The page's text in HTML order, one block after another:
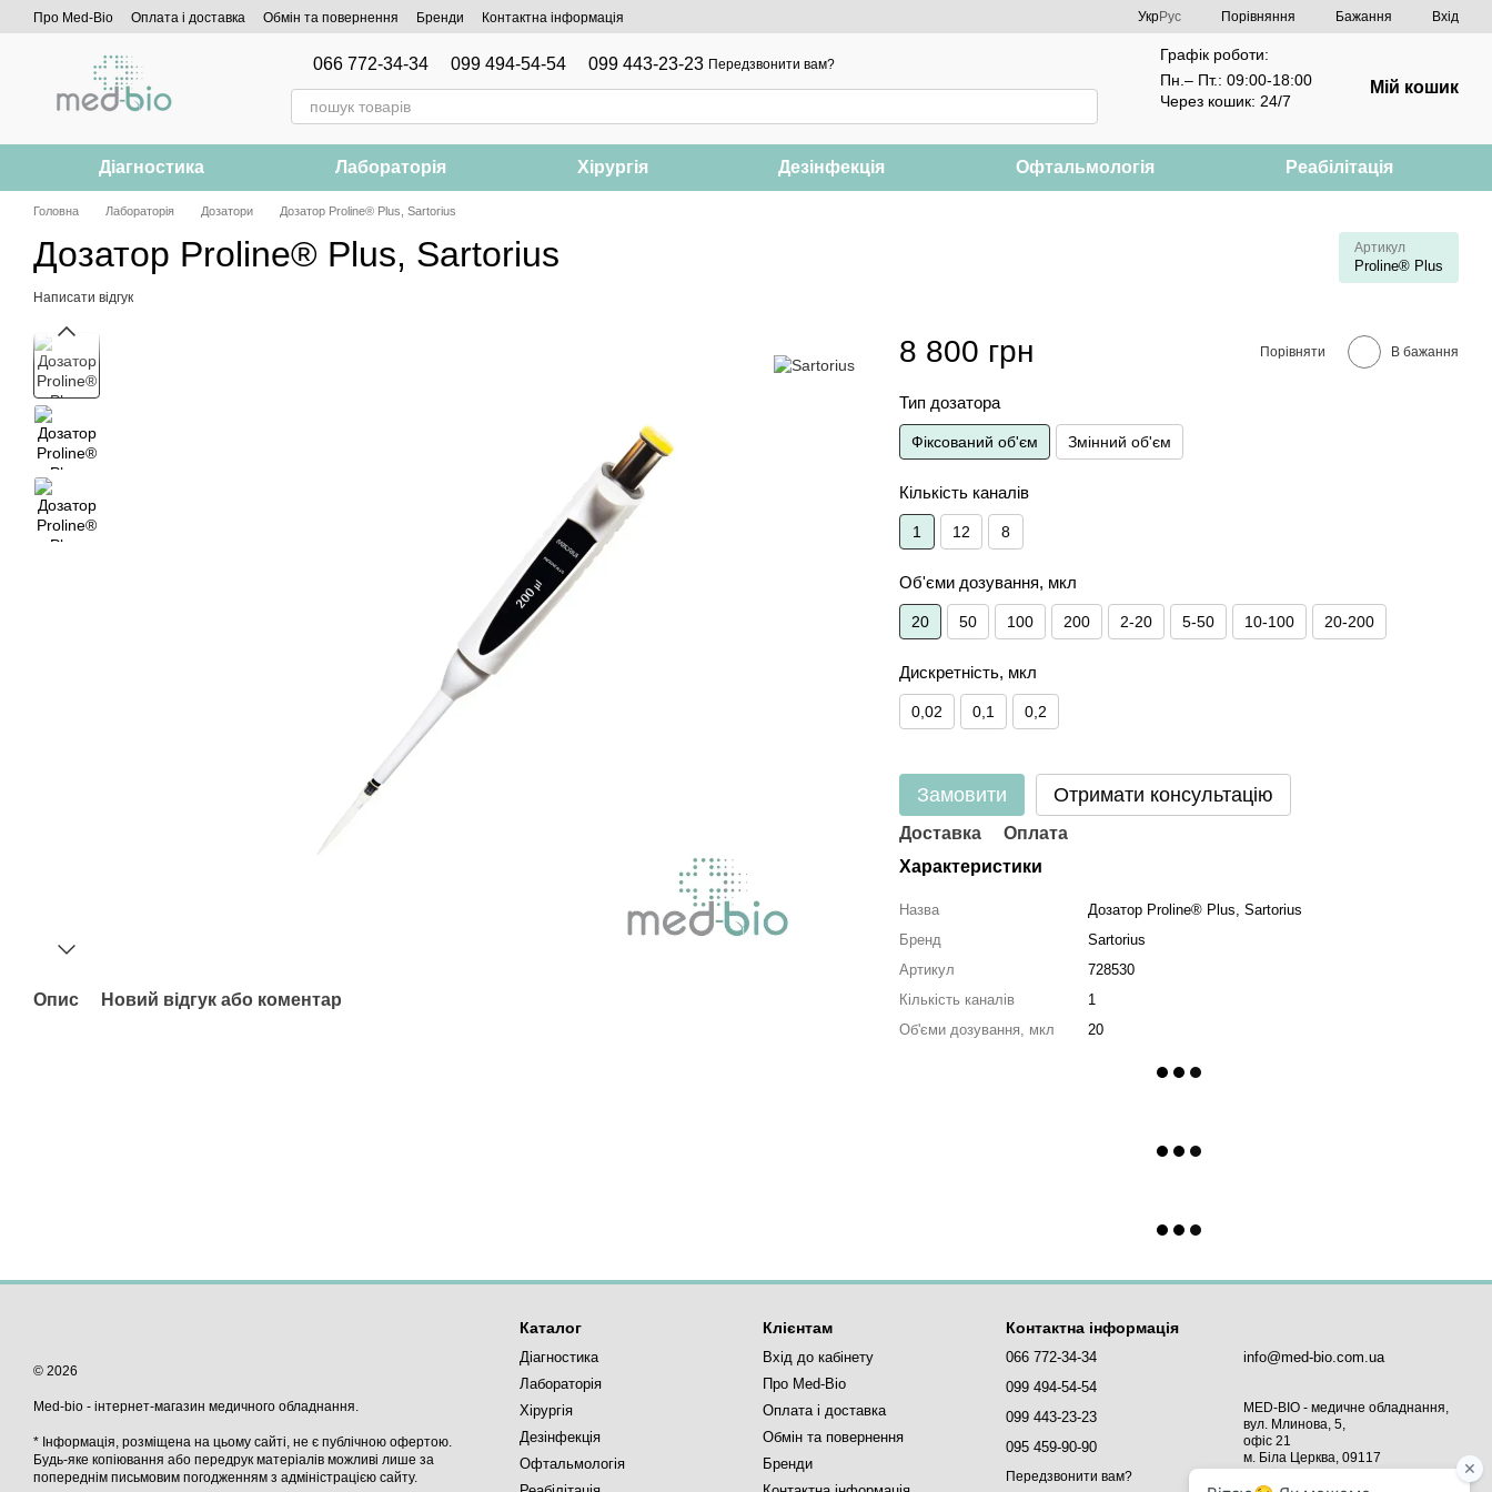
Перейти до основного контенту
Про Med-Bio Оплата і доставка Обмін та повернення Бренди Контактна інформація УкрРус Порівняння Бажання Вхід
066 772-34-34 099 494-54-54 099 443-23-23 Передзвонити вам?
Графік роботи:
Пн.– Пт.: 09:00-18:00
Через кошик: 24/7
Мій кошик
Діагностика Лабораторія Хірургія Дезінфекція Офтальмологія Реабілітація
Головна Лабораторія Дозатори Дозатор Proline® Plus, Sartorius
Дозатор Proline® Plus, Sartorius Артикул
Proline® Plus
Написати відгук
Опис Новий відгук або коментар
8 800 грн Порівняти В бажання
Тип дозатора
Фіксований об'єм Змінний об'єм
Кількість каналів
1 12 8
Об'єми дозування, мкл
20 50 100 200 2-20 5-50 10-100 20-200
Дискретність, мкл
0,02 0,1 0,2
Замовити Отримати консультацію
Доставка
Оплата
Характеристики
Назва
Дозатор Proline® Plus, Sartorius
Бренд
Sartorius
Артикул
728530
Кількість каналів
1
Об'єми дозування, мкл
20
© 2026
Med-bio - інтернет-магазин медичного обладнання.
* Інформація, розміщена на цьому сайті, не є публічною офертою.
Будь-яке копіювання або передрук матеріалів можливі лише за
попереднім письмовим погодженням з адміністрацією сайту.
Каталог
Діагностика
Лабораторія
Хірургія
Дезінфекція
Офтальмологія
Клієнтам
Вхід до кабінету
Про Med-Bio
Оплата і доставка
Обмін та повернення
Бренди
Контактна інформація
066 772-34-34
099 494-54-54
099 443-23-23
095 459-90-90
Передзвонити вам?
info@med-bio.com.ua
MED-BIO - медичне обладнання,
вул. Млинова, 5,
офіс 21
м. Біла Церква, 09117